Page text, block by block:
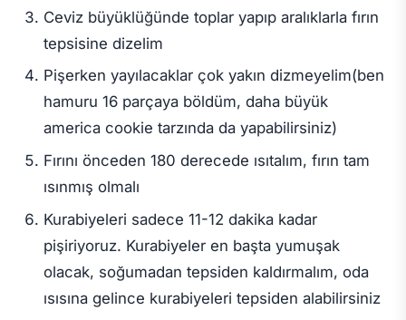
Ceviz büyüklüğünde toplar yapıp aralıklarla fırın
tepsisine dizelim
Pişerken yayılacaklar çok yakın dizmeyelim(ben
hamuru 16 parçaya böldüm, daha büyük
america cookie tarzında da yapabilirsiniz)
Fırını önceden 180 derecede ısıtalım, fırın tam
ısınmış olmalı
Kurabiyeleri sadece 11-12 dakika kadar
pişiriyoruz. Kurabiyeler en başta yumuşak
olacak, soğumadan tepsiden kaldırmalım, oda
ısısına gelince kurabiyeleri tepsiden alabilirsiniz